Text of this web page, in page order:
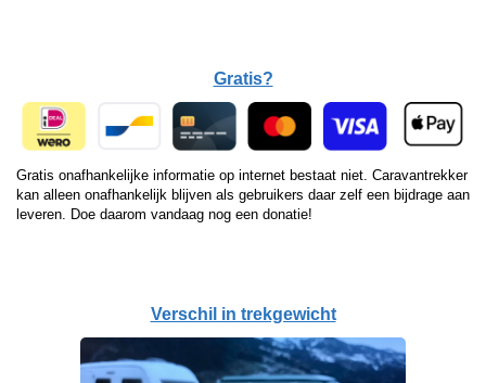
Gratis?
Gratis onafhankelijke informatie op internet bestaat niet. Caravantrekker
kan alleen onafhankelijk blijven als gebruikers daar zelf een bijdrage aan
leveren. Doe daarom vandaag nog een donatie!
Verschil in trekgewicht